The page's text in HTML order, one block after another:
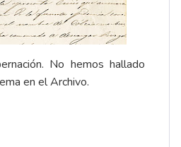
No hemos hallado
en el Archivo.